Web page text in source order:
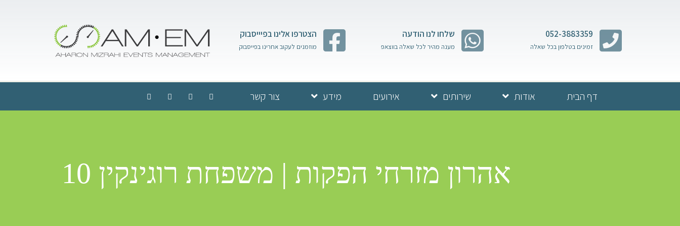
052-3883359
זמינים בטלפון בכל שאלה
שלחו לנו הודעה
מענה מהיר לכל שאלה בווצאפ
הצטרפו אלינו בפיייסבוק
מוזמנים לעקוב אחרינו בפייסבוק
דף הבית אודות שירותים אירועים מידע צור קשר
אהרון מזרחי הפקות | משפחת רוגינקין 10